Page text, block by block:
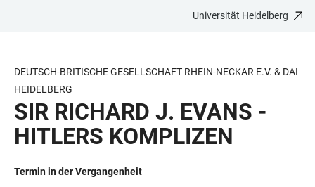
BARRIEREFREIHEIT
Universität Heidelberg
DEUTSCH-BRITISCHE GESELLSCHAFT RHEIN-NECKAR E.V. & DAI
HEIDELBERG
SIR RICHARD J. EVANS -
HITLERS KOMPLIZEN
Termin in der Vergangenheit